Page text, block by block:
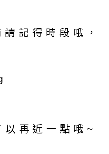
記得時段哦，
再近一點哦~